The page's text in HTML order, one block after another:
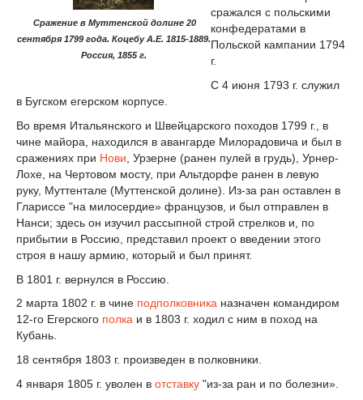
Сражение в Муттенской долине 20
сентября 1799 года. Коцебу А.Е. 1815-1889.
Россия, 1855 г.
сражался с польскими
конфедератами в
Польской кампании 1794
г.
С 4 июня 1793 г. служил
в Бугском егерском корпусе.
Во время Итальянского и Швейцарского походов 1799 г., в
чине майора, находился в авангарде Милорадовича и был в
сражениях при Нови , Урзерне (ранен пулей в грудь), Урнер-
Лохе, на Чертовом мосту, при Альтдорфе ранен в левую
руку, Муттентале (Муттенской долине). Из-за ран оставлен в
Глариссе "на милосердие» французов, и был отправлен в
Нанси; здесь он изучил рассыпной строй стрелков и, по
прибытии в Россию, представил проект о введении этого
строя в нашу армию, который и был принят.
В 1801 г. вернулся в Россию.
2 марта 1802 г. в чине подполковника назначен командиром
12-го Егерского полка и в 1803 г. ходил с ним в поход на
Кубань.
18 сентября 1803 г. произведен в полковники.
4 января 1805 г. уволен в отставку "из-за ран и по болезни».